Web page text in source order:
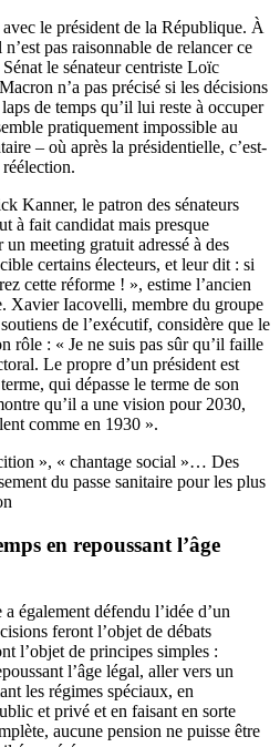
avec le président de la République. À
pas raisonnable de relancer ce
le sénateur centriste Loïc
n’a pas précisé si les décisions
de temps qu’il lui reste à occuper
pratiquement impossible au
– où après la présidentielle, c’est-
réélection.
Kanner, le patron des sénateurs
à fait candidat mais presque
meeting gratuit adressé à des
certains électeurs, et leur dit : si
cette réforme ! », estime l’ancien
Xavier Iacovelli, membre du groupe
de l’exécutif, considère que le
rôle : « Je ne suis pas sûr qu’il faille
Le propre d’un président est
qui dépasse le terme de son
qu’il a une vision pour 2030,
comme en 1930 ».
», « chantage social »… Des
du passe sanitaire pour les plus
en repoussant l’âge
également défendu l’idée d’un
feront l’objet de débats
l’objet de principes simples :
l’âge légal, aller vers un
les régimes spéciaux, en
et privé et en faisant en sorte
aucune pension ne puisse être